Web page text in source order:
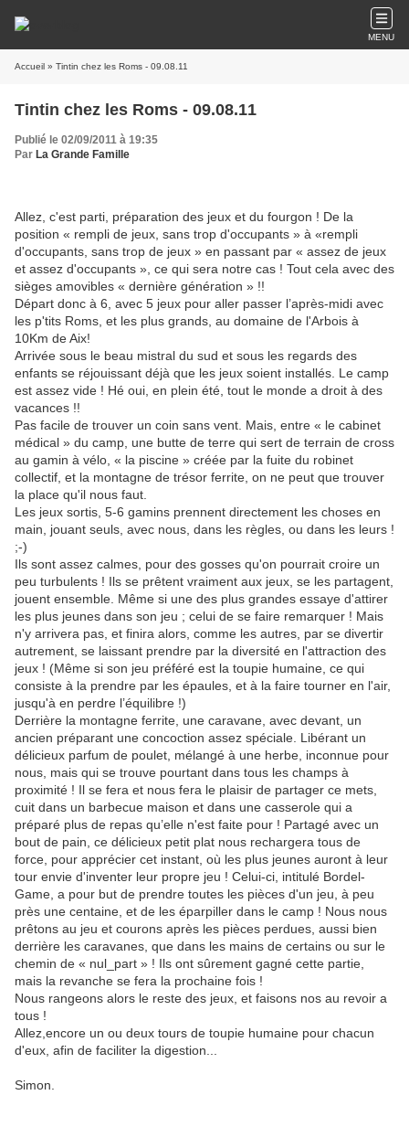
MENU
Accueil » Tintin chez les Roms - 09.08.11
Tintin chez les Roms - 09.08.11
Publié le 02/09/2011 à 19:35
Par La Grande Famille
Allez, c'est parti, préparation des jeux et du fourgon ! De la
position « rempli de jeux, sans trop d'occupants » à «rempli
d'occupants, sans trop de jeux » en passant par « assez de jeux
et assez d'occupants », ce qui sera notre cas ! Tout cela avec des
sièges amovibles « dernière génération » !!
Départ donc à 6, avec 5 jeux pour aller passer l’après-midi avec
les p'tits Roms, et les plus grands, au domaine de l'Arbois à
10Km de Aix!
Arrivée sous le beau mistral du sud et sous les regards des
enfants se réjouissant déjà que les jeux soient installés. Le camp
est assez vide ! Hé oui, en plein été, tout le monde a droit à des
vacances !!
Pas facile de trouver un coin sans vent. Mais, entre « le cabinet
médical » du camp, une butte de terre qui sert de terrain de cross
au gamin à vélo, « la piscine » créée par la fuite du robinet
collectif, et la montagne de trésor ferrite, on ne peut que trouver
la place qu'il nous faut.
Les jeux sortis, 5-6 gamins prennent directement les choses en
main, jouant seuls, avec nous, dans les règles, ou dans les leurs !
;-)
Ils sont assez calmes, pour des gosses qu'on pourrait croire un
peu turbulents ! Ils se prêtent vraiment aux jeux, se les partagent,
jouent ensemble. Même si une des plus grandes essaye d'attirer
les plus jeunes dans son jeu ; celui de se faire remarquer ! Mais
n'y arrivera pas, et finira alors, comme les autres, par se divertir
autrement, se laissant prendre par la diversité en l'attraction des
jeux ! (Même si son jeu préféré est la toupie humaine, ce qui
consiste à la prendre par les épaules, et à la faire tourner en l'air,
jusqu'à en perdre l’équilibre !)
Derrière la montagne ferrite, une caravane, avec devant, un
ancien préparant une concoction assez spéciale. Libérant un
délicieux parfum de poulet, mélangé à une herbe, inconnue pour
nous, mais qui se trouve pourtant dans tous les champs à
proximité ! Il se fera et nous fera le plaisir de partager ce mets,
cuit dans un barbecue maison et dans une casserole qui a
préparé plus de repas qu’elle n'est faite pour ! Partagé avec un
bout de pain, ce délicieux petit plat nous rechargera tous de
force, pour apprécier cet instant, où les plus jeunes auront à leur
tour envie d'inventer leur propre jeu ! Celui-ci, intitulé Bordel-
Game, a pour but de prendre toutes les pièces d'un jeu, à peu
près une centaine, et de les éparpiller dans le camp ! Nous nous
prêtons au jeu et courons après les pièces perdues, aussi bien
derrière les caravanes, que dans les mains de certains ou sur le
chemin de « nul_part » ! Ils ont sûrement gagné cette partie,
mais la revanche se fera la prochaine fois !
Nous rangeons alors le reste des jeux, et faisons nos au revoir a
tous !
Allez,encore un ou deux tours de toupie humaine pour chacun
d'eux, afin de faciliter la digestion...
Simon.